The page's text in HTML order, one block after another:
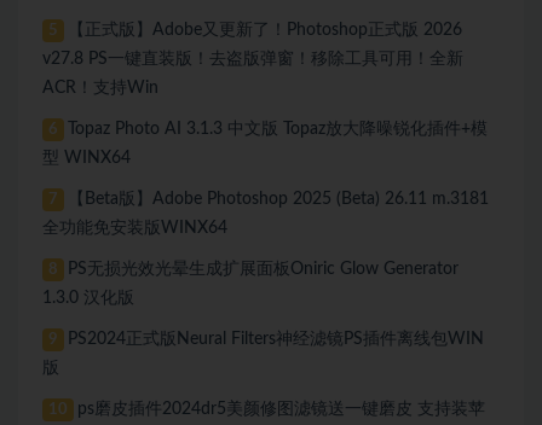
5
【正式版】Adobe又更新了！Photoshop正式版 2026
v27.8 PS一键直装版！去盗版弹窗！移除工具可用！全新
ACR！支持Win
6
Topaz Photo AI 3.1.3 中文版 Topaz放大降噪锐化插件+模
型 WINX64
7
【Beta版】Adobe Photoshop 2025 (Beta) 26.11 m.3181
全功能免安装版WINX64
8
PS无损光效光晕生成扩展面板Oniric Glow Generator
1.3.0 汉化版
9
PS2024正式版Neural Filters神经滤镜PS插件离线包WIN
版
10
ps磨皮插件2024dr5美颜修图滤镜送一键磨皮 支持装苹